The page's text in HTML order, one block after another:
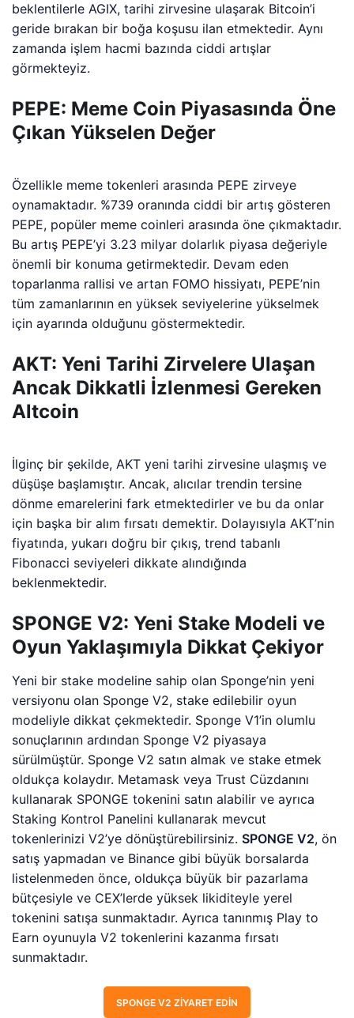
beklentilerle AGIX, tarihi zirvesine ulaşarak Bitcoin’i
geride bırakan bir boğa koşusu ilan etmektedir. Aynı
zamanda işlem hacmi bazında ciddi artışlar
görmekteyiz.
PEPE: Meme Coin Piyasasında Öne
Çıkan Yükselen Değer
Özellikle meme tokenleri arasında PEPE zirveye
oynamaktadır. %739 oranında ciddi bir artış gösteren
PEPE, popüler meme coinleri arasında öne çıkmaktadır.
Bu artış PEPE’yi 3.23 milyar dolarlık piyasa değeriyle
önemli bir konuma getirmektedir. Devam eden
toparlanma rallisi ve artan FOMO hissiyatı, PEPE’nin
tüm zamanlarının en yüksek seviyelerine yükselmek
için ayarında olduğunu göstermektedir.
AKT: Yeni Tarihi Zirvelere Ulaşan
Ancak Dikkatli İzlenmesi Gereken
Altcoin
İlginç bir şekilde, AKT yeni tarihi zirvesine ulaşmış ve
düşüşe başlamıştır. Ancak, alıcılar trendin tersine
dönme emarelerini fark etmektedirler ve bu da onlar
için başka bir alım fırsatı demektir. Dolayısıyla AKT’nin
fiyatında, yukarı doğru bir çıkış, trend tabanlı
Fibonacci seviyeleri dikkate alındığında
beklenmektedir.
SPONGE V2: Yeni Stake Modeli ve
Oyun Yaklaşımıyla Dikkat Çekiyor
Yeni bir stake modeline sahip olan Sponge’nin yeni
versiyonu olan Sponge V2, stake edilebilir oyun
modeliyle dikkat çekmektedir. Sponge V1’in olumlu
sonuçlarının ardından Sponge V2 piyasaya
sürülmüştür. Sponge V2 satın almak ve stake etmek
oldukça kolaydır. Metamask veya Trust Cüzdanını
kullanarak SPONGE tokenini satın alabilir ve ayrıca
Staking Kontrol Panelini kullanarak mevcut
tokenlerinizi V2’ye dönüştürebilirsiniz.SPONGE V2, ön
satış yapmadan ve Binance gibi büyük borsalarda
listelenmeden önce, oldukça büyük bir pazarlama
bütçesiyle ve CEX’lerde yüksek likiditeyle yerel
tokenini satışa sunmaktadır. Ayrıca tanınmış Play to
Earn oyunuyla V2 tokenlerini kazanma fırsatı
sunmaktadır.
SPONGE V2 ZIYARET EDIN